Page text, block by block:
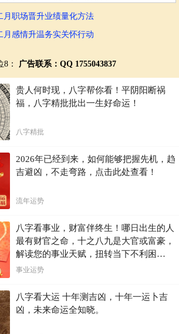
月职场晋升业绩量化方法
月感情升温务实关怀行动
8： 广告联系：QQ 1755043837
贵人何时现，八字帮你看！平阴阳断祸
福，八字精批批出一生好命运！
八字精批
2026年已经到来，如何能够把握先机，趋
吉避凶，不走弯路，点击此处查看！
流年运势
八字看事业，财富伴终生！哪日出生的人
最有财官之命，十之八九是大官或富豪，
解读您的事业天赋，扭转当下不利困
局！！
事业运势
八字看大运 十年测吉凶，十年一运卜吉
凶，未来命运全知晓。